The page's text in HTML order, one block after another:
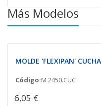
Más Modelos
MOLDE 'FLEXIPAN'
Código:M 2450.CUC
6,05 €